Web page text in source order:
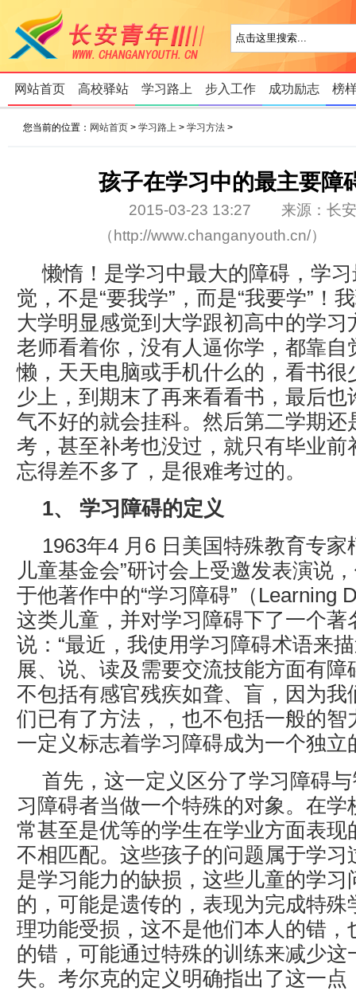
网站首页 高校驿站 学习路上 步入工作 成功励志 榜
您当前的位置： 网站首页 > 学习路上 > 学习方法 >
孩子在学习中的最主要障
2015-03-23 13:27 来源： 长
（http://www.changanyouth.cn/）
懒惰！是学习中最大的障碍，学
觉，不是“要我学”，而是“我要学”！
大学明显感觉到大学跟初高中的学习
老师看着你，没有人逼你学，都靠自
懒，天天电脑或手机什么的，看书很
少上，到期末了再来看看书，最后也
气不好的就会挂科。然后第二学期还
考，甚至补考也没过，就只有毕业前
忘得差不多了，是很难考过的。
1、 学习障碍的定义
1963年4 月6 日美国特殊教育专家
儿童基金会”研讨会上受邀发表演说
于他著作中的“学习障碍”（Learning
这类儿童，并对学习障碍下了一个著
说：“最近，我使用学习障碍术语来
展、说、读及需要交流技能方面有障
不包括有感官残疾如聋、盲，因为我
们已有了方法，，也不包括一般的智
一定义标志着学习障碍成为一个独立
首先，这一定义区分了学习障碍
习障碍者当做一个特殊的对象。在学
常甚至是优等的学生在学业方面表现
不相匹配。这些孩子的问题属于学习
是学习能力的缺损，这些儿童的学习
的，可能是遗传的，表现为完成特殊
理功能受损，这不是他们本人的错，
的错，可能通过特殊的训练来减少这
失。考尔克的定义明确指出了这一点